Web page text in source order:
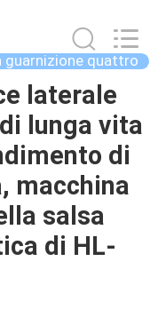
quattro
laterale
lunga vita
di
macchina
salsa
di HL-